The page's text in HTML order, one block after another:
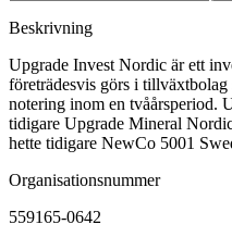
Beskrivning
Upgrade Invest Nordic är ett
företrädesvis görs i tillväxtbolag
notering inom en tvåårsperiod.
tidigare Upgrade Mineral
hette tidigare NewCo 5001
Organisationsnummer
559165-0642